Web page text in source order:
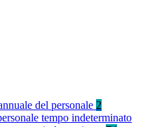
del personale 2
tempo indeterminato